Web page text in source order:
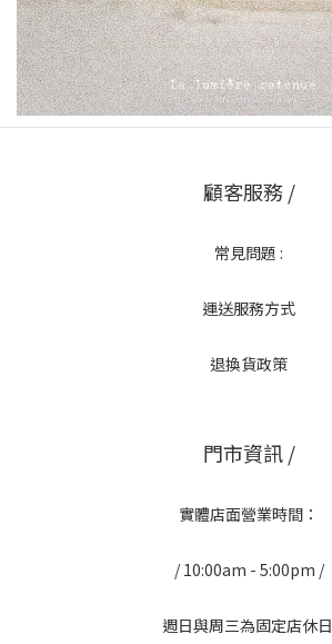
顧客服務 /
常見問題 :
運送服務方式
退換貨政策
門市資訊 /
實體店面營業時間：
/ 10:00am - 5:00pm /
週日與周三為固定店休日